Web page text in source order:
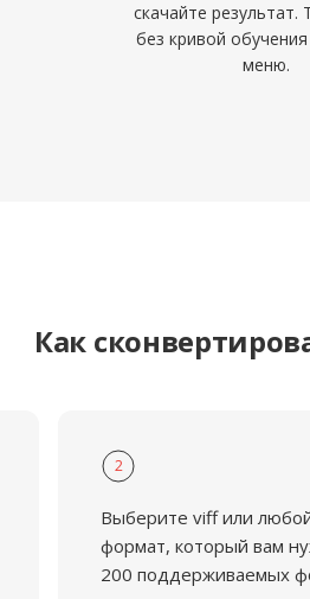
скачайте
без кривой
меню.
Как
2
Выберите viff или
формат, который вам
200 поддерживаемых